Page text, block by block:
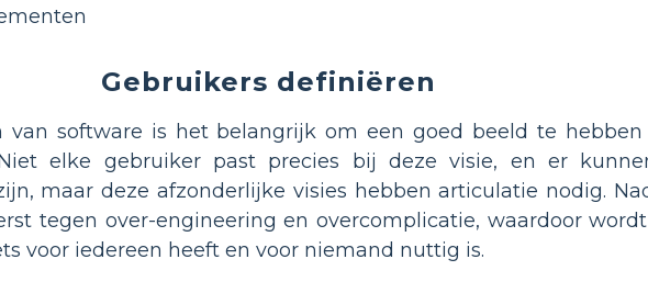
Gebruikers definiëren
van software is het belangrijk om een goed beeld te
elke gebruiker past precies bij deze visie, en er
maar deze afzonderlijke visies hebben articulatie nodig.
tegen over-engineering en overcomplicatie, waardoor
voor iedereen heeft en voor niemand nuttig is.